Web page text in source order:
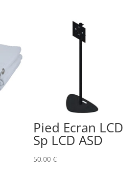
Pied Ecran LCD
Sp LCD ASD
50,00€